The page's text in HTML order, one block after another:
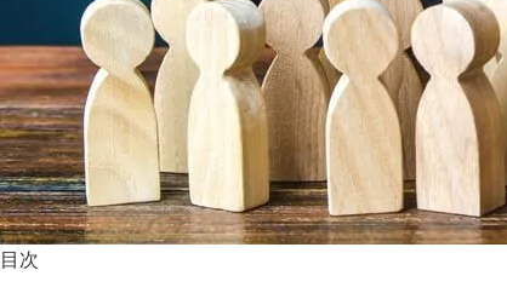
目次